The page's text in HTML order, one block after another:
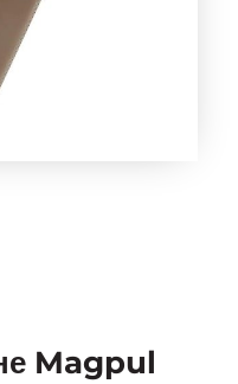
Magpul